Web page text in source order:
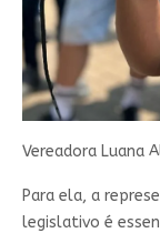
Vereadora Luana
Para ela, a
legislativo é